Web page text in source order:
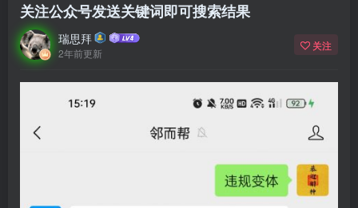
关注公众号发送关键词即可搜索结果
瑞思拜
2年前更新
关注